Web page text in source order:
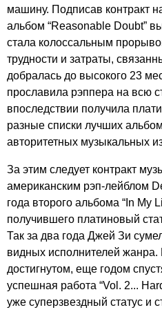
машину. Подписав контракт
альбом “Reasonable Doubt”
стала колоссальным
трудности и затраты,
добралась до высокого 23
прославила рэппера на всю
впоследствии получила
разные списки лучших
авторитетных музыкальных
За этим следует контракт
американским рэп-лейблом
года второго альбома “ In My
получившего платиновый
Так за два года Джей Зи
видных исполнителей жанра.
достигнутом, еще годом
успешная работа “Vol . 2...
уже суперзвездный статус и